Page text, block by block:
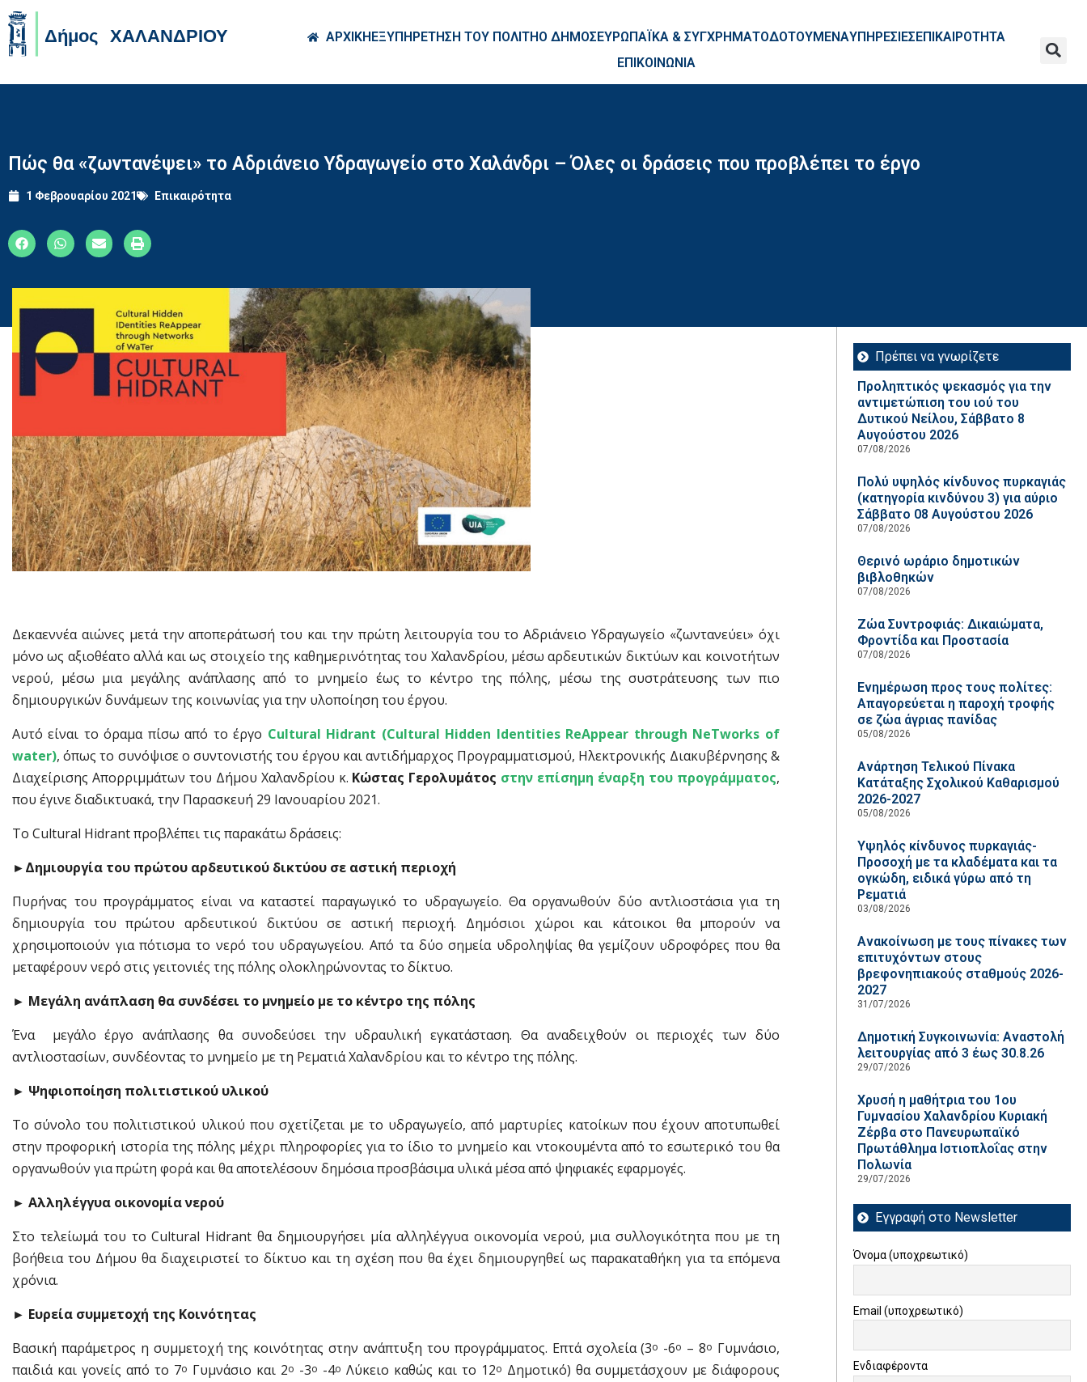
ΑΡΧΙΚΗΕΞΥΠΗΡΕΤΗΣΗ ΤΟΥ ΠΟΛΙΤΗΟ ΔΗΜΟΣΕΥΡΩΠΑΪΚΑ & ΣΥΓΧΡΗΜΑΤΟΔΟΤΟΥΜΕΝΑΥΠΗΡΕΣΙΕΣΕΠΙΚΑΙΡΟΤΗΤΑ
ΕΠΙΚΟΙΝΩΝΙΑ
Πώς θα «ζωντανέψει» το Αδριάνειο Υδραγωγείο στο Χαλάνδρι – Όλες οι δράσεις που προβλέπει το έργο
1 Φεβρουαρίου 2021 Επικαιρότητα
Δεκαεννέα αιώνες μετά την αποπεράτωσή του και την πρώτη λειτουργία του το Αδριάνειο Υδραγωγείο «ζωντανεύει» όχι
μόνο ως αξιοθέατο αλλά και ως στοιχείο της καθημερινότητας του Χαλανδρίου, μέσω αρδευτικών δικτύων και κοινοτήτων
νερού, μέσω μια μεγάλης ανάπλασης από το μνημείο έως το κέντρο της πόλης, μέσω της συστράτευσης των πιο
δημιουργικών δυνάμεων της κοινωνίας για την υλοποίηση του έργου.
Αυτό είναι το όραμα πίσω από το έργο Cultural Hidrant (Cultural Hidden Identities ReAppear through NeTworks of
water), όπως το συνόψισε ο συντονιστής του έργου και αντιδήμαρχος Προγραμματισμού, Ηλεκτρονικής Διακυβέρνησης &
Διαχείρισης Απορριμμάτων του Δήμου Χαλανδρίου κ. Κώστας Γερολυμάτος στην επίσημη έναρξη του προγράμματος,
που έγινε διαδικτυακά, την Παρασκευή 29 Ιανουαρίου 2021.
Το Cultural Hidrant προβλέπει τις παρακάτω δράσεις:
►Δημιουργία του πρώτου αρδευτικού δικτύου σε αστική περιοχή
Πυρήνας του προγράμματος είναι να καταστεί παραγωγικό το υδραγωγείο. Θα οργανωθούν δύο αντλιοστάσια για τη
δημιουργία του πρώτου αρδευτικού δικτύου σε αστική περιοχή. Δημόσιοι χώροι και κάτοικοι θα μπορούν να
χρησιμοποιούν για πότισμα το νερό του υδραγωγείου. Από τα δύο σημεία υδροληψίας θα γεμίζουν υδροφόρες που θα
μεταφέρουν νερό στις γειτονιές της πόλης ολοκληρώνοντας το δίκτυο.
► Μεγάλη ανάπλαση θα συνδέσει το μνημείο με το κέντρο της πόλης
Ένα μεγάλο έργο ανάπλασης θα συνοδεύσει την υδραυλική εγκατάσταση. Θα αναδειχθούν οι περιοχές των δύο
αντλιοστασίων, συνδέοντας το μνημείο με τη Ρεματιά Χαλανδρίου και το κέντρο της πόλης.
► Ψηφιοποίηση πολιτιστικού υλικού
Το σύνολο του πολιτιστικού υλικού που σχετίζεται με το υδραγωγείο, από μαρτυρίες κατοίκων που έχουν αποτυπωθεί
στην προφορική ιστορία της πόλης μέχρι πληροφορίες για το ίδιο το μνημείο και ντοκουμέντα από το εσωτερικό του θα
οργανωθούν για πρώτη φορά και θα αποτελέσουν δημόσια προσβάσιμα υλικά μέσα από ψηφιακές εφαρμογές.
► Αλληλέγγυα οικονομία νερού
Στο τελείωμά του το Cultural Hidrant θα δημιουργήσει μία αλληλέγγυα οικονομία νερού, μια συλλογικότητα που με τη
βοήθεια του Δήμου θα διαχειριστεί το δίκτυο και τη σχέση που θα έχει δημιουργηθεί ως παρακαταθήκη για τα επόμενα
χρόνια.
► Ευρεία συμμετοχή της Κοινότητας
Βασική παράμετρος η συμμετοχή της κοινότητας στην ανάπτυξη του προγράμματος. Επτά σχολεία (3ο -6ο – 8ο Γυμνάσιο,
παιδιά και γονείς από το 7ο Γυμνάσιο και 2ο -3ο -4ο Λύκειο καθώς και το 12ο Δημοτικό) θα συμμετάσχουν με διάφορους
Πρέπει να γνωρίζετε
Προληπτικός ψεκασμός για την
αντιμετώπιση του ιού του
Δυτικού Νείλου, Σάββατο 8
Αυγούστου 2026
07/08/2026
Πολύ υψηλός κίνδυνος πυρκαγιάς
(κατηγορία κινδύνου 3) για αύριο
Σάββατο 08 Αυγούστου 2026
07/08/2026
Θερινό ωράριο δημοτικών
βιβλοθηκών
07/08/2026
Ζώα Συντροφιάς: Δικαιώματα,
Φροντίδα και Προστασία
07/08/2026
Ενημέρωση προς τους πολίτες:
Απαγορεύεται η παροχή τροφής
σε ζώα άγριας πανίδας
05/08/2026
Ανάρτηση Τελικού Πίνακα
Κατάταξης Σχολικού Καθαρισμού
2026-2027
05/08/2026
Υψηλός κίνδυνος πυρκαγιάς-
Προσοχή με τα κλαδέματα και τα
ογκώδη, ειδικά γύρω από τη
Ρεματιά
03/08/2026
Ανακοίνωση με τους πίνακες των
επιτυχόντων στους
βρεφονηπιακούς σταθμούς 2026-
2027
31/07/2026
Δημοτική Συγκοινωνία: Αναστολή
λειτουργίας από 3 έως 30.8.26
29/07/2026
Χρυσή η μαθήτρια του 1ου
Γυμνασίου Χαλανδρίου Κυριακή
Ζέρβα στο Πανευρωπαϊκό
Πρωτάθλημα Ιστιοπλοΐας στην
Πολωνία
29/07/2026
Εγγραφή στο Newsletter
Όνομα (υποχρεωτικό)
Email (υποχρεωτικό)
Ενδιαφέροντα